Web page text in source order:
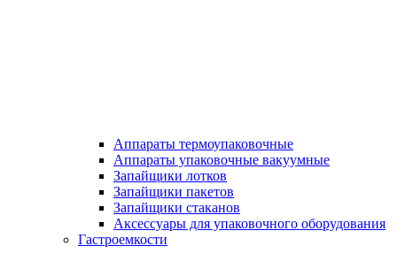
Аппараты термоупаковочные
Аппараты упаковочные вакуумные
Запайщики лотков
Запайщики пакетов
Запайщики стаканов
Аксессуары для упаковочного оборудования
Гастроемкости